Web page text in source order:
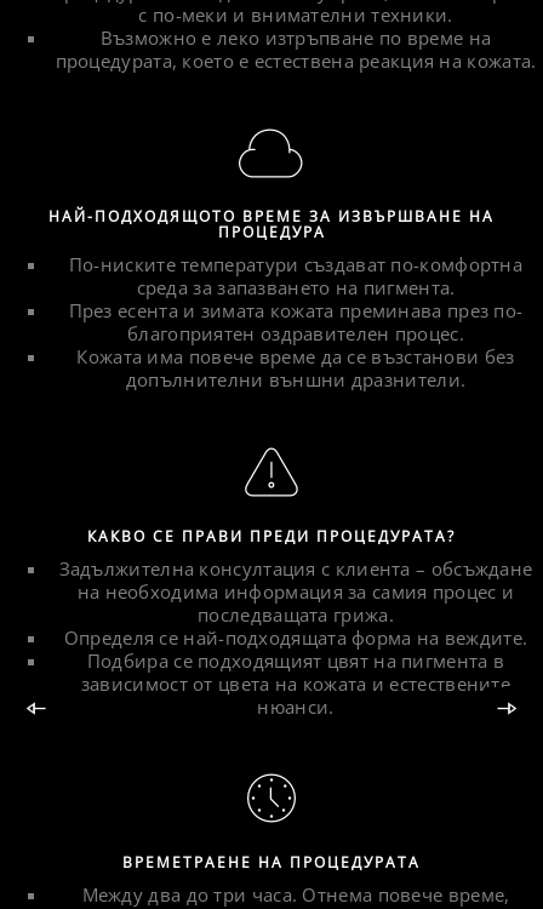
с по-меки и внимателни техники.
Възможно е леко изтръпване по време на
процедурата, което е естествена реакция на кожата.
НАЙ-ПОДХОДЯЩОТО ВРЕМЕ ЗА ИЗВЪРШВАНЕ НА
ПРОЦЕДУРА
По-ниските температури създават по-комфортна
среда за запазването на пигмента.
През есента и зимата кожата преминава през по-
благоприятен оздравителен процес.
Кожата има повече време да се възстанови без
допълнителни външни дразнители.
КАКВО СЕ ПРАВИ ПРЕДИ ПРОЦЕДУРАТА?
Задължителна консултация с клиента – обсъждане
на необходима информация за самия процес и
последващата грижа.
Определя се най-подходящата форма на веждите.
Подбира се подходящият цвят на пигмента в
зависимост от цвета на кожата и естествените
нюанси.
ВРЕМЕТРАЕНЕ НА ПРОЦЕДУРАТА
Между два до три часа. Отнема повече време,